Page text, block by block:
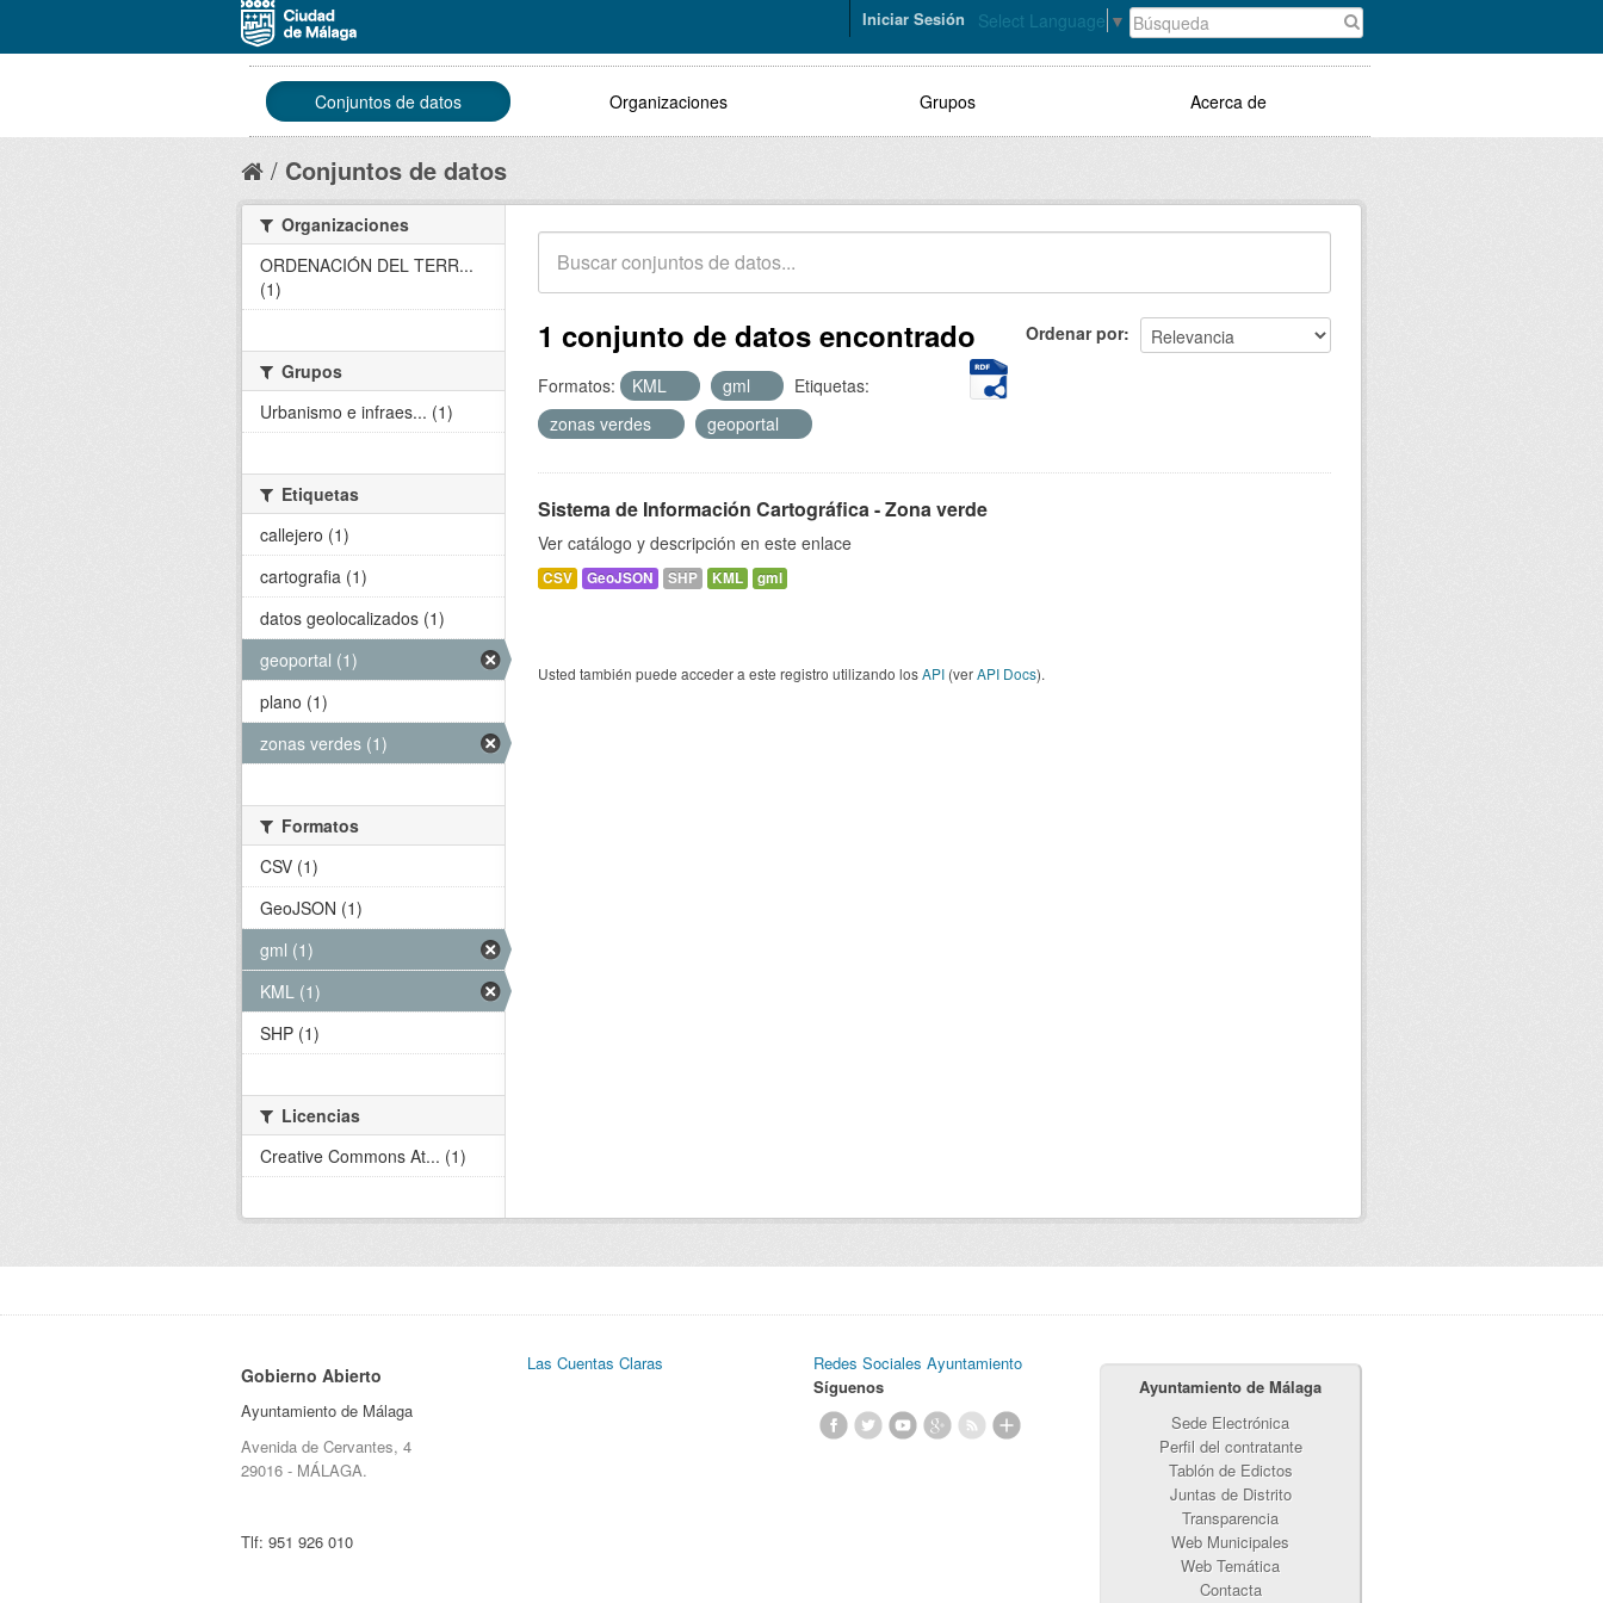
Select Language ▼
Iniciar Sesión
Conjuntos de datos Organizaciones Grupos Acerca de
Conjuntos de datos
Ordenar por
1 conjunto de datos encontrado
Formatos: KML gml
Etiquetas:
zonas verdes
geoportal
Sistema de Información Cartográfica - Zona verde
Ver catálogo y descripción en este enlace
CSV GeoJSON SHP KML gml
Usted también puede acceder a este registro utilizando losAPI (verAPI Docs).
Organizaciones
ORDENACIÓN DEL TERR...
(1)
Grupos
Urbanismo e infraes... (1)
Etiquetas
callejero (1)
cartografia (1)
datos geolocalizados (1)
geoportal (1)
plano (1)
zonas verdes (1)
Formatos
CSV (1)
GeoJSON (1)
gml (1)
KML (1)
SHP (1)
Licencias
Creative Commons At... (1)
Gobierno Abierto
Ayuntamiento de Málaga
Avenida de Cervantes, 4
29016 - MÁLAGA.
Tlf: 951 926 010
Las Cuentas Claras
Redes Sociales Ayuntamiento
Síguenos
Ayuntamiento de Málaga
Sede Electrónica
Perfil del contratante
Tablón de Edictos
Juntas de Distrito
Transparencia
Web Municipales
Web Temática
Contacta